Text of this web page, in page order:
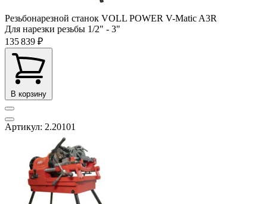
Резьбонарезной станок VOLL POWER V-Matic A3R
Для нарезки резьбы 1/2" - 3"
135 839 ₽
В корзину
Артикул: 2.20101